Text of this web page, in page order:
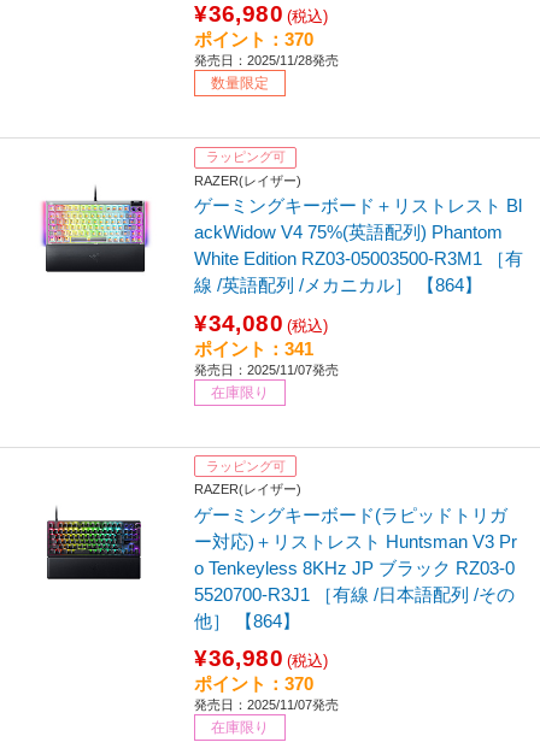
¥36,980 (税込)
ポイント：370
発売日：2025/11/28発売
数量限定
ラッピング可
RAZER(レイザー)
ゲーミングキーボード＋リストレスト Bl
ackWidow V4 75%(英語配列) Phantom
White Edition RZ03-05003500-R3M1 ［有
線 /英語配列 /メカニカル］ 【864】
¥34,080 (税込)
ポイント：341
発売日：2025/11/07発売
在庫限り
ラッピング可
RAZER(レイザー)
ゲーミングキーボード(ラピッドトリガ
ー対応)＋リストレスト Huntsman V3 Pr
o Tenkeyless 8KHz JP ブラック RZ03-0
5520700-R3J1 ［有線 /日本語配列 /その
他］ 【864】
¥36,980 (税込)
ポイント：370
発売日：2025/11/07発売
在庫限り